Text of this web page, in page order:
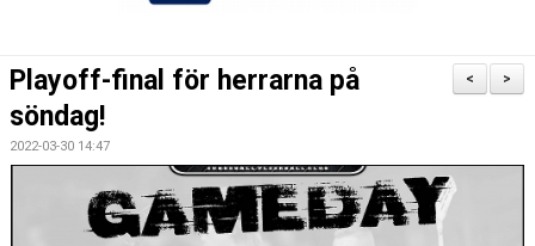
KALENDER
DOKUMENT
>
<
Playoff-final för herrarna på
söndag!
2022-03-30 14:47